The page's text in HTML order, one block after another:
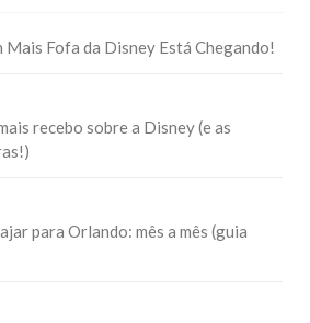
Mais Fofa da Disney Está Chegando!
recebo sobre a Disney (e as
para Orlando: mês a mês (guia